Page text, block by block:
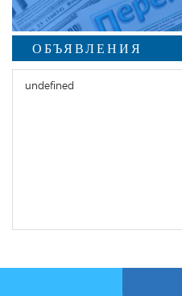
ОБЪЯВЛЕНИЯ
undefined